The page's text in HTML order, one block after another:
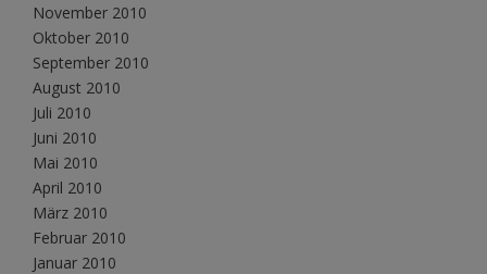
November 2010
Oktober 2010
September 2010
August 2010
Juli 2010
Juni 2010
Mai 2010
April 2010
März 2010
Februar 2010
Januar 2010